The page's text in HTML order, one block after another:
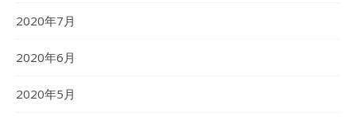
2020年7月
2020年6月
2020年5月